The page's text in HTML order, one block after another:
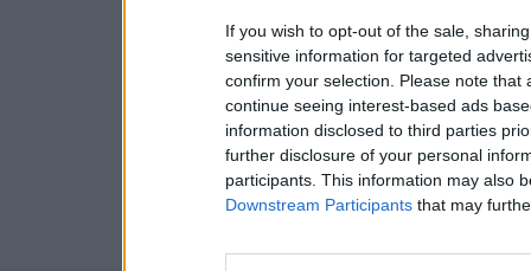
If you wish to opt-out of the sale,
sensitive information for targeted
confirm your selection. Please note
continue seeing interest-based ads
information disclosed to third parties
further disclosure of your personal
participants. This information may also
Downstream Participants that may